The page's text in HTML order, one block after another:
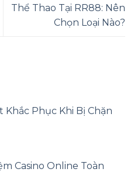
Thể Thao Tại RR88: Nên
Chọn Loại Nào?
Khắc Phục Khi Bị Chặn
Casino Online Toàn